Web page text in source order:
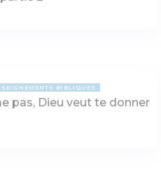
BIBLIQUES
pas, Dieu veut te donner